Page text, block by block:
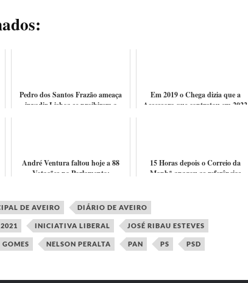
Pedro dos Santos Frazão ameaça
invadir Lisboa se proibirem a
Em 2019 o Chega dizia que a
Assessora que contratou em 2022
André Ventura faltou hoje a 88
Votações no Parlamento:
15 Horas depois o Correio da
Manhã apagou as referências
DE AVEIRO DIÁRIO DE AVEIRO
INICIATIVA LIBERAL JOSÉ RIBAU ESTEVES
NELSON PERALTA PAN PS PSD